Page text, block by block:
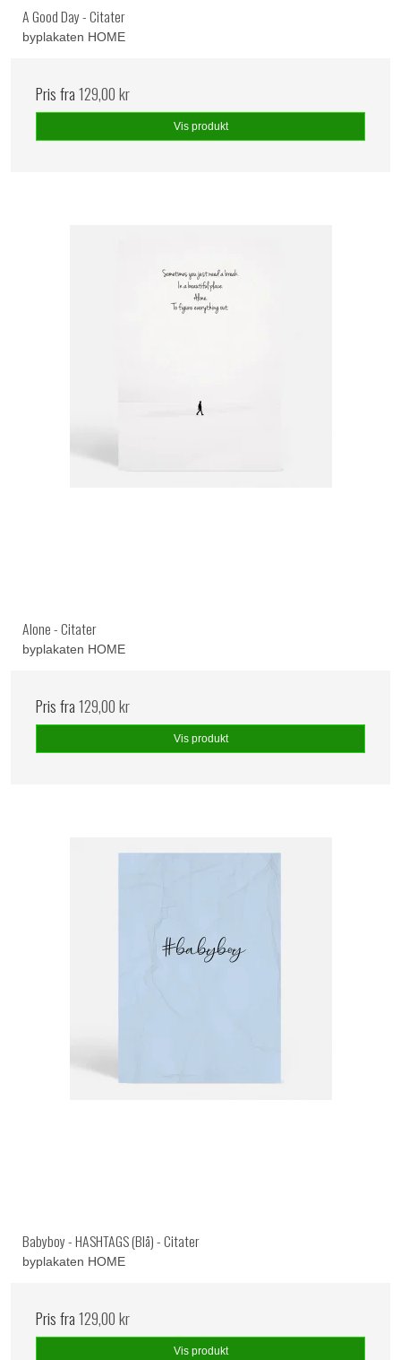
A Good Day - Citater
byplakaten HOME
Pris fra129,00 kr
Vis produkt
Alone - Citater
byplakaten HOME
Pris fra129,00 kr
Vis produkt
Babyboy - HASHTAGS (Blå) - Citater
byplakaten HOME
Pris fra129,00 kr
Vis produkt